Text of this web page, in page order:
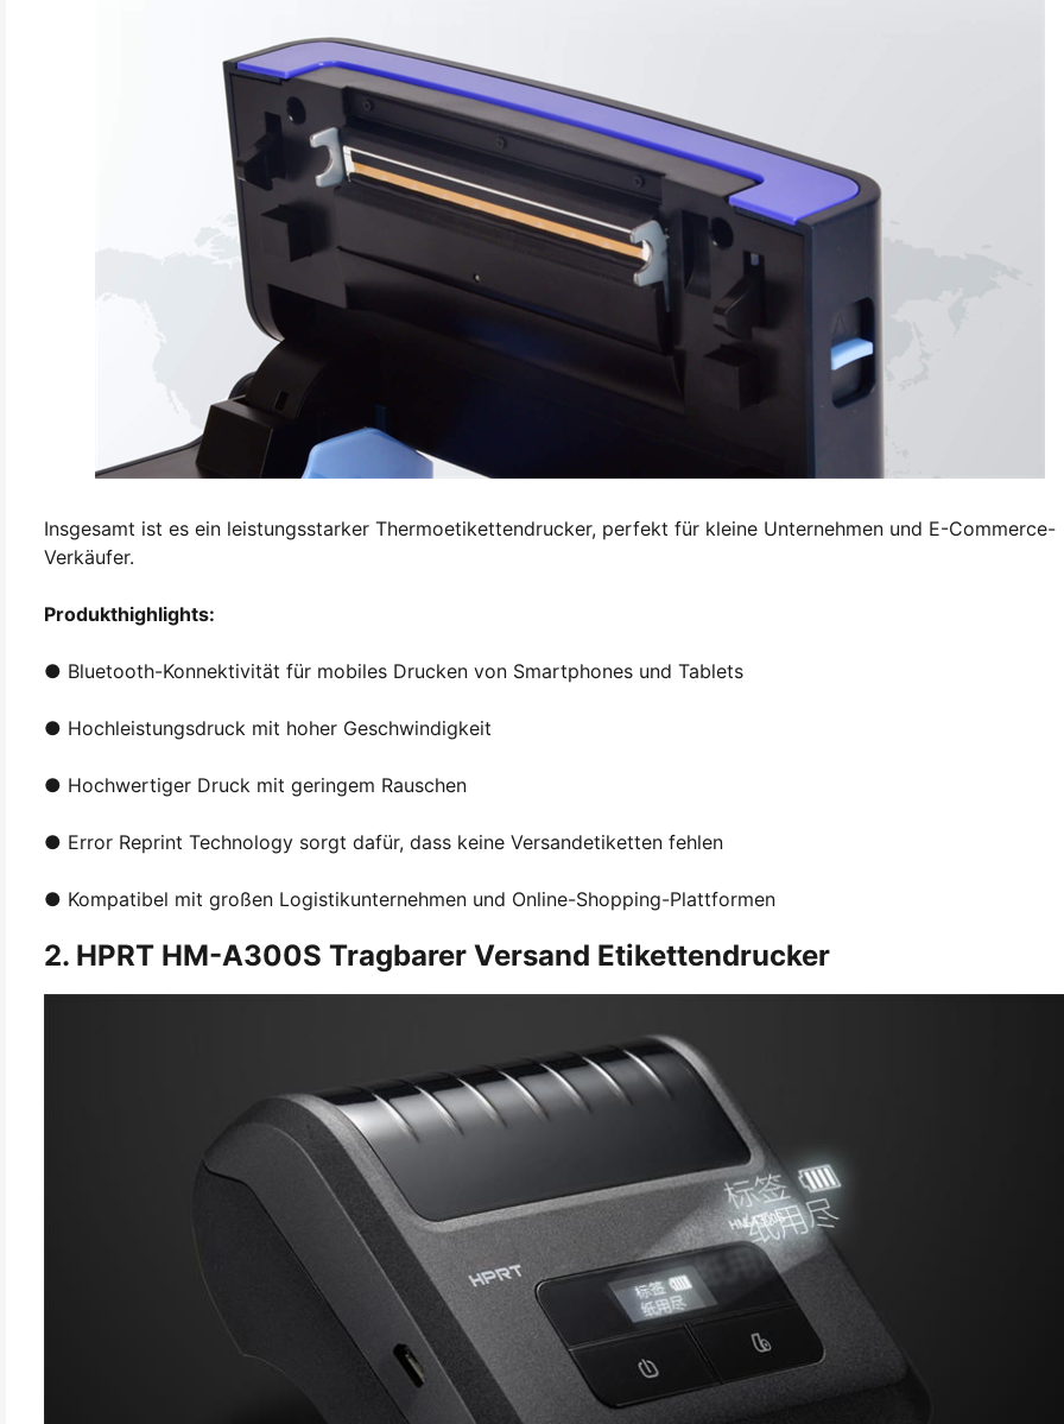
Insgesamt ist es ein leistungsstarker Thermoetikettendrucker, perfekt für kleine Unternehmen und E-Commerce-
Verkäufer.
Produkthighlights:
● Bluetooth-Konnektivität für mobiles Drucken von Smartphones und Tablets
● Hochleistungsdruck mit hoher Geschwindigkeit
● Hochwertiger Druck mit geringem Rauschen
● Error Reprint Technology sorgt dafür, dass keine Versandetiketten fehlen
● Kompatibel mit großen Logistikunternehmen und Online-Shopping-Plattformen
2. HPRT HM-A300S Tragbarer Versand Etikettendrucker